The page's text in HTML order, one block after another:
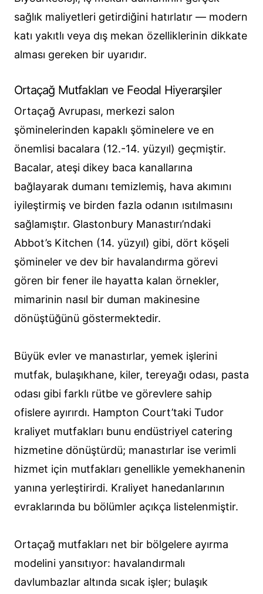
sağlık maliyetleri getirdiğini hatırlatır — modern
katı yakıtlı veya dış mekan özelliklerinin dikkate
alması gereken bir uyarıdır.
Ortaçağ Mutfakları ve Feodal Hiyerarşiler
Ortaçağ Avrupası, merkezi salon
şöminelerinden kapaklı şöminelere ve en
önemlisi bacalara (12.-14. yüzyıl) geçmiştir.
Bacalar, ateşi dikey baca kanallarına
bağlayarak dumanı temizlemiş, hava akımını
iyileştirmiş ve birden fazla odanın ısıtılmasını
sağlamıştır. Glastonbury Manastırı’ndaki
Abbot’s Kitchen (14. yüzyıl) gibi, dört köşeli
şömineler ve dev bir havalandırma görevi
gören bir fener ile hayatta kalan örnekler,
mimarinin nasıl bir duman makinesine
dönüştüğünü göstermektedir.
Büyük evler ve manastırlar, yemek işlerini
mutfak, bulaşıkhane, kiler, tereyağı odası, pasta
odası gibi farklı rütbe ve görevlere sahip
ofislere ayırırdı. Hampton Court’taki Tudor
kraliyet mutfakları bunu endüstriyel catering
hizmetine dönüştürdü; manastırlar ise verimli
hizmet için mutfakları genellikle yemekhanenin
yanına yerleştirirdi. Kraliyet hanedanlarının
evraklarında bu bölümler açıkça listelenmiştir.
Ortaçağ mutfakları net bir bölgelere ayırma
modelini yansıtıyor: havalandırmalı
davlumbazlar altında sıcak işler; bulaşık